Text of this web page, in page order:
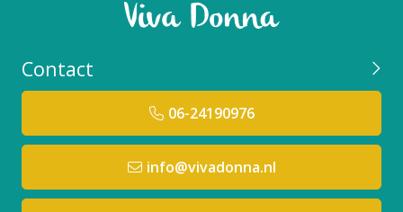
Contact
06-24190976
info@vivadonna.nl